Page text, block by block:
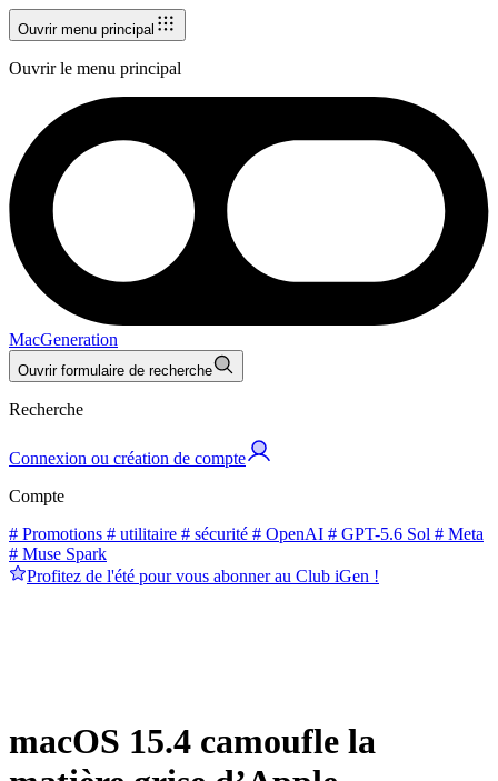
Ouvrir menu principal
Ouvrir le menu principal
MacGeneration
Ouvrir formulaire de recherche
Recherche
Connexion ou création de compte
Compte
# Promotions # utilitaire # sécurité # OpenAI # GPT-5.6 Sol # Meta
# Muse Spark
Profitez de l'été pour vous abonner au Club iGen !
macOS 15.4 camoufle la